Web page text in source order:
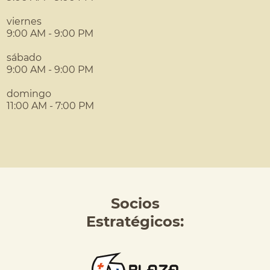
viernes
9:00 AM - 9:00 PM
sábado
9:00 AM - 9:00 PM
domingo
11:00 AM - 7:00 PM
Socios
Estratégicos: